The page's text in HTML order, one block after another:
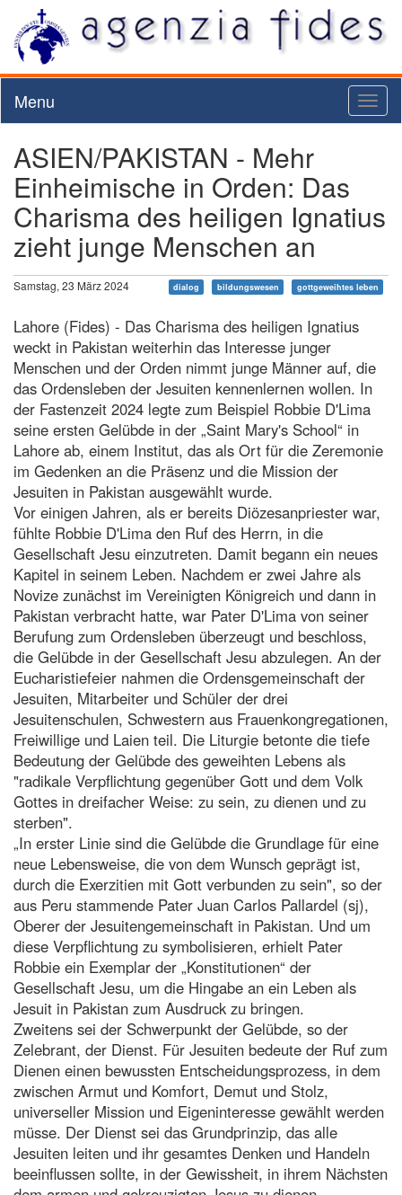
Menu
ASIEN/PAKISTAN - Mehr
Einheimische in Orden: Das
Charisma des heiligen Ignatius
zieht junge Menschen an
Samstag, 23 März 2024 dialog bildungswesen gottgeweihtes leben
Lahore (Fides) - Das Charisma des heiligen Ignatius
weckt in Pakistan weiterhin das Interesse junger
Menschen und der Orden nimmt junge Männer auf, die
das Ordensleben der Jesuiten kennenlernen wollen. In
der Fastenzeit 2024 legte zum Beispiel Robbie D'Lima
seine ersten Gelübde in der „Saint Mary's School“ in
Lahore ab, einem Institut, das als Ort für die Zeremonie
im Gedenken an die Präsenz und die Mission der
Jesuiten in Pakistan ausgewählt wurde.
Vor einigen Jahren, als er bereits Diözesanpriester war,
fühlte Robbie D'Lima den Ruf des Herrn, in die
Gesellschaft Jesu einzutreten. Damit begann ein neues
Kapitel in seinem Leben. Nachdem er zwei Jahre als
Novize zunächst im Vereinigten Königreich und dann in
Pakistan verbracht hatte, war Pater D'Lima von seiner
Berufung zum Ordensleben überzeugt und beschloss,
die Gelübde in der Gesellschaft Jesu abzulegen. An der
Eucharistiefeier nahmen die Ordensgemeinschaft der
Jesuiten, Mitarbeiter und Schüler der drei
Jesuitenschulen, Schwestern aus Frauenkongregationen,
Freiwillige und Laien teil. Die Liturgie betonte die tiefe
Bedeutung der Gelübde des geweihten Lebens als
"radikale Verpflichtung gegenüber Gott und dem Volk
Gottes in dreifacher Weise: zu sein, zu dienen und zu
sterben".
„In erster Linie sind die Gelübde die Grundlage für eine
neue Lebensweise, die von dem Wunsch geprägt ist,
durch die Exerzitien mit Gott verbunden zu sein", so der
aus Peru stammende Pater Juan Carlos Pallardel (sj),
Oberer der Jesuitengemeinschaft in Pakistan. Und um
diese Verpflichtung zu symbolisieren, erhielt Pater
Robbie ein Exemplar der „Konstitutionen“ der
Gesellschaft Jesu, um die Hingabe an ein Leben als
Jesuit in Pakistan zum Ausdruck zu bringen.
Zweitens sei der Schwerpunkt der Gelübde, so der
Zelebrant, der Dienst. Für Jesuiten bedeute der Ruf zum
Dienen einen bewussten Entscheidungsprozess, in dem
zwischen Armut und Komfort, Demut und Stolz,
universeller Mission und Eigeninteresse gewählt werden
müsse. Der Dienst sei das Grundprinzip, das alle
Jesuiten leiten und ihr gesamtes Denken und Handeln
beeinflussen sollte, in der Gewissheit, in ihrem Nächsten